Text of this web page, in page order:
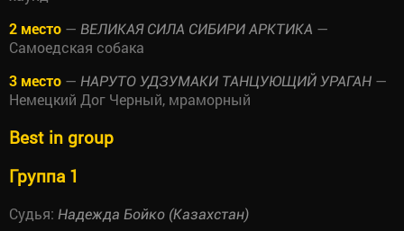
2 место — ВЕЛИКАЯ СИЛА СИБИРИ АРКТИКА —
Самоедская собака
3 место — НАРУТО УДЗУМАКИ ТАНЦУЮЩИЙ УРАГАН —
Немецкий Дог Черный, мраморный
Best in group
Группа 1
Судья: Надежда Бойко (Казахстан)